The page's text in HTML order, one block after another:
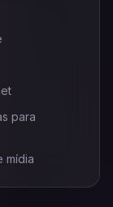
para
mídia